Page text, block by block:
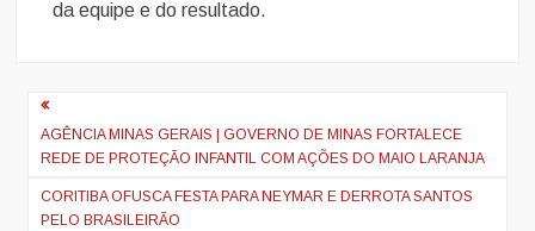
da equipe e do resultado.
Navegação
de
artigos
AGÊNCIA MINAS GERAIS | GOVERNO DE MINAS FORTALECE
REDE DE PROTEÇÃO INFANTIL COM AÇÕES DO MAIO LARANJA
CORITIBA OFUSCA FESTA PARA NEYMAR E DERROTA SANTOS
PELO BRASILEIRÃO